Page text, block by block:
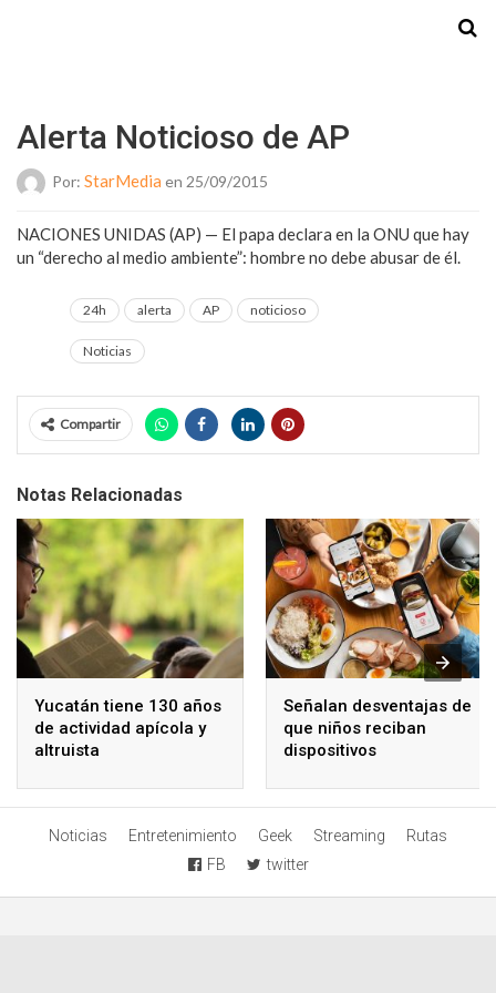
Alerta Noticioso de AP
Por: StarMedia en 25/09/2015
NACIONES UNIDAS (AP) — El papa declara en la ONU que hay
un “derecho al medio ambiente”: hombre no debe abusar de él.
24h alerta AP noticioso
Noticias
Compartir
Notas Relacionadas
Yucatán tiene 130 años
de actividad apícola y
altruista
Señalan desventajas de
que niños reciban
dispositivos
Noticias Entretenimiento Geek Streaming
Rutas
FB
twitter